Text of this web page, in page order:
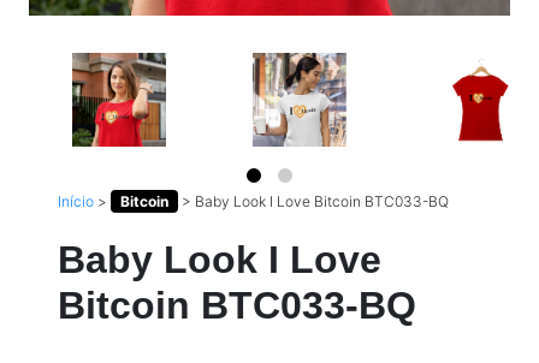
Início > Bitcoin > Baby Look I Love Bitcoin BTC033-BQ
Baby Look I Love
Bitcoin BTC033-BQ